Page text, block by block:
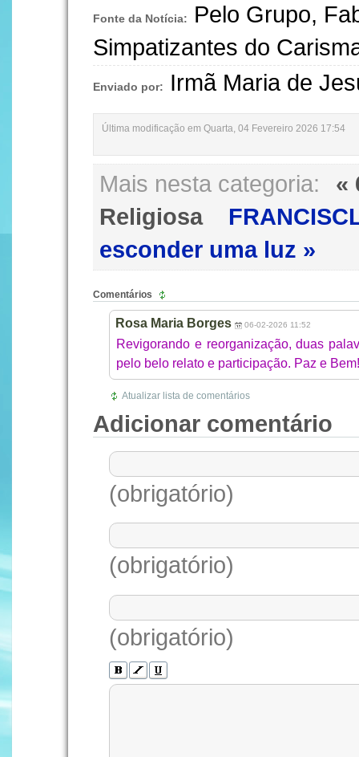
Fonte da Notícia:
Pelo Grupo,
Simpatizantes do
Enviado por: Irmã Maria de
Última modificação em Quarta, 04 Fevereiro 2026 17:54
Mais nesta categoria:
«
Religiosa
esconder uma luz »
Comentários
Rosa Maria Borges 06-02-2026 11:52
Revigorando e reorganização, duas
pelo belo relato e participação. Paz e Bem!
Atualizar lista de comentários
Adicionar comentário
(obrigatório)
(obrigatório)
(obrigatório)